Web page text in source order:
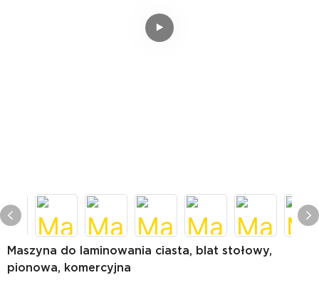
Maszyna do laminowania ciasta, blat stołowy,
pionowa, komercyjna